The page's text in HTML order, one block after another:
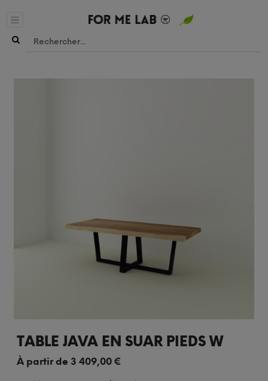
TABLE JAVA EN SUAR PIEDS W
À partir de 3 409,00€